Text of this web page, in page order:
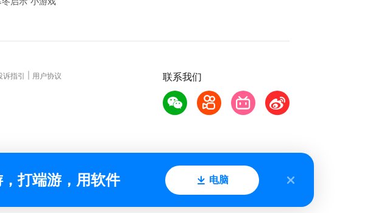
联系我们
诉指引
用户协议
打端游，用软件 电脑